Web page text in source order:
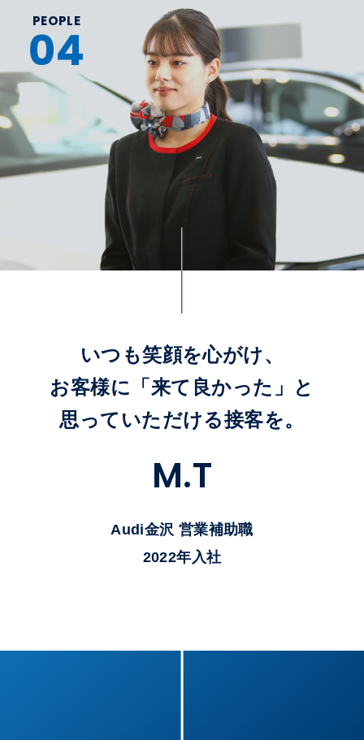
PEOPLE
04
いつも笑顔を心がけ、
お客様に「来て良かった」と
思っていただける接客を。
M.T
Audi金沢 営業補助職
2022年入社